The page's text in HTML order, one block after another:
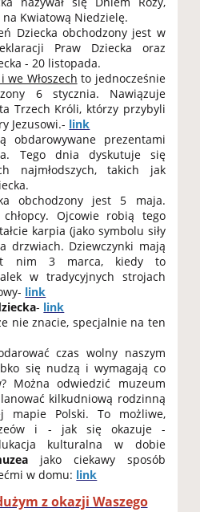
Kwiatową Niedzielę.
Dziecka obchodzony jest w
Praw Dziecka oraz
- 20 listopada.
we Włoszech to jednocześnie
6 stycznia. Nawiązuje
Trzech Króli, którzy przybyli
Jezusowi.- link
obdarowywane prezentami
Tego dnia dyskutuje się
najmłodszych, takich jak
obchodzony jest 5 maja.
Ojcowie robią tego
karpia (jako symbolu siły
drzwiach. Dziewczynki mają
nim 3 marca, kiedy to
w tradycyjnych strojach
link
- link
nie znacie, specjalnie na ten
czas wolny naszym
się nudzą i wymagają co
Można odwiedzić muzeum
kilkudniową rodzinną
mapie Polski. To możliwe,
i - jak się okazuje -
kulturalna w dobie
jako ciekawy sposób
w domu: link
z okazji Waszego